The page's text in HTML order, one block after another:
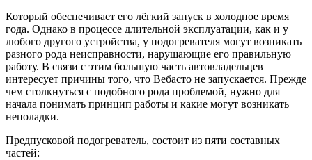
Который обеспечивает его лёгкий запуск в холодное время
года. Однако в процессе длительной эксплуатации, как и у
любого другого устройства, у подогревателя могут возникать
разного рода неисправности, нарушающие его правильную
работу. В связи с этим большую часть автовладельцев
интересует причины того, что Вебасто не запускается. Прежде
чем столкнуться с подобного рода проблемой, нужно для
начала понимать принцип работы и какие могут возникать
неполадки.
Предпусковой подогреватель, состоит из пяти составных
частей: